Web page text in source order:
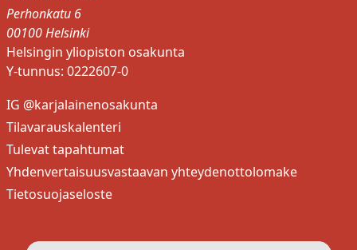
Perhonkatu 6
00100 Helsinki
Helsingin yliopiston osakunta
Y-tunnus: 0222607-0
IG @karjalainenosakunta
Tilavarauskalenteri
Tulevat tapahtumat
Yhdenvertaisuusvastaavan yhteydenottolomake
Tietosuojaseloste